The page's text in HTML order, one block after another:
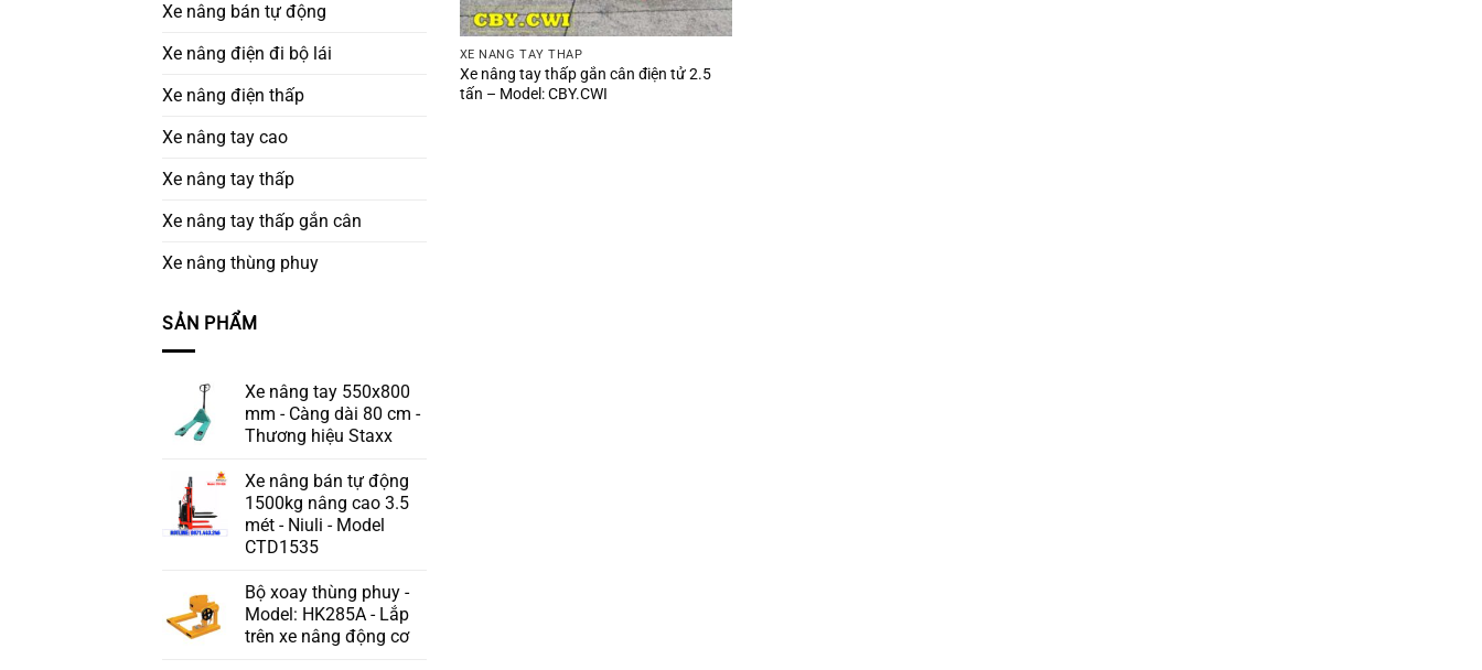
Xe nâng bán tự động
Xe nâng điện đi bộ lái
Xe nâng điện thấp
Xe nâng tay cao
Xe nâng tay thấp
Xe nâng tay thấp gắn cân
Xe nâng thùng phuy
SẢN PHẨM
Xe nâng tay 550x800
mm - Càng dài 80 cm -
Thương hiệu Staxx
Xe nâng bán tự động
1500kg nâng cao 3.5
mét - Niuli - Model
CTD1535
Bộ xoay thùng phuy -
Model: HK285A - Lắp
trên xe nâng động cơ
XE NÂNG TAY THẤP
Xe nâng tay thấp gắn cân điện tử 2.5
tấn – Model: CBY.CWI